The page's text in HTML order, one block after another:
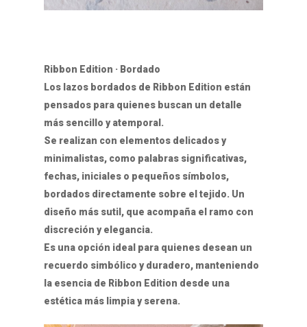
Ribbon Edition · Bordado
Los lazos bordados de Ribbon Edition están
pensados para quienes buscan un detalle
más sencillo y atemporal.
Se realizan con elementos delicados y
minimalistas, como palabras significativas,
fechas, iniciales o pequeños símbolos,
bordados directamente sobre el tejido. Un
diseño más sutil, que acompaña el ramo con
discreción y elegancia.
Es una opción ideal para quienes desean un
recuerdo simbólico y duradero, manteniendo
la esencia de Ribbon Edition desde una
estética más limpia y serena.